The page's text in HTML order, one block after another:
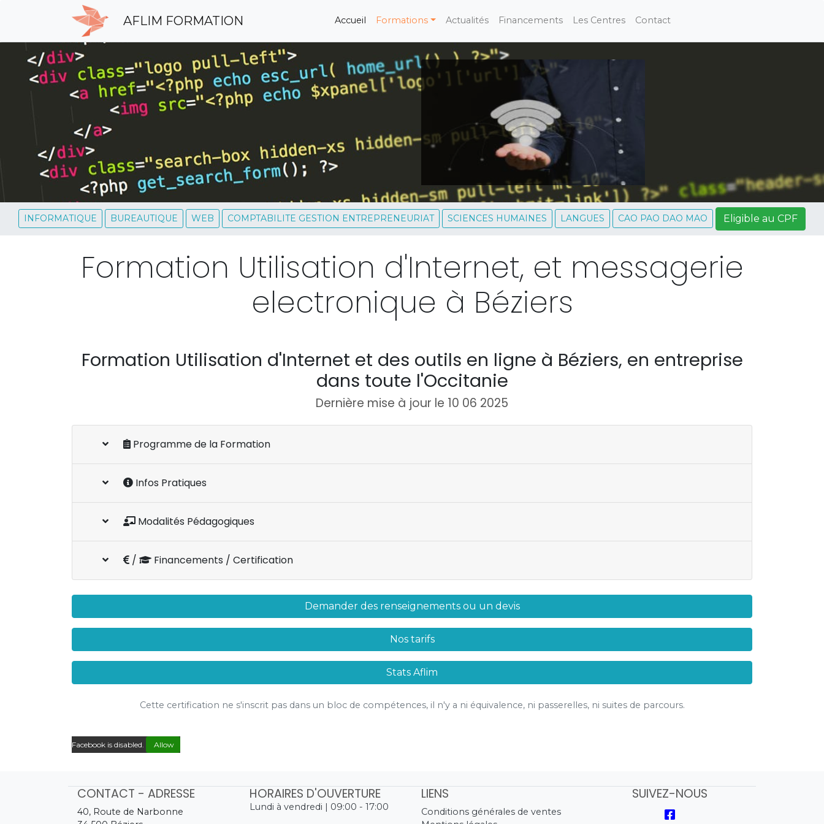
AFLIM FORMATION Accueil (current)
Formations Actualités Financements Les Centres Contact
INFORMATIQUE BUREAUTIQUE WEB COMPTABILITE GESTION ENTREPRENEURIAT SCIENCES HUMAINES LANGUES CAO PAO DAO MAO Eligible au CPF
Formation Utilisation d'Internet, et messagerie
electronique à Béziers
Formation Utilisation d'Internet et des outils en ligne à Béziers, en entreprise
dans toute l'Occitanie
Dernière mise à jour le 10 06 2025
Programme de la Formation
Infos Pratiques
Modalités Pédagogiques
/ Financements / Certification
Demander des renseignements ou un devis
Nos tarifs
Stats Aflim
Cette certification ne s'inscrit pas dans un bloc de compétences, il n'y a ni équivalence, ni passerelles, ni suites de parcours.
Facebook is disabled. Allow
CONTACT - ADRESSE
40, Route de Narbonne
HORAIRES D'OUVERTURE
Lundi à vendredi | 09:00 - 17:00
LIENS
Conditions générales de ventes
SUIVEZ-NOUS